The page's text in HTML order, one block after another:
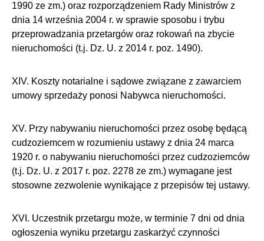
1990 ze zm.) oraz rozporządzeniem Rady Ministrów z
dnia 14 września 2004 r. w sprawie sposobu i trybu
przeprowadzania przetargów oraz rokowań na zbycie
nieruchomości (t.j. Dz. U. z 2014 r. poz. 1490).
XIV. Koszty notarialne i sądowe związane z zawarciem
umowy sprzedaży ponosi Nabywca nieruchomości.
XV. Przy nabywaniu nieruchomości przez osobę będącą
cudzoziemcem w rozumieniu ustawy z dnia 24 marca
1920 r. o nabywaniu nieruchomości przez cudzoziemców
(t.j. Dz. U. z 2017 r. poz. 2278 ze zm.) wymagane jest
stosowne zezwolenie wynikające z przepisów tej ustawy.
XVI. Uczestnik przetargu może, w terminie 7 dni od dnia
ogłoszenia wyniku przetargu zaskarżyć czynności